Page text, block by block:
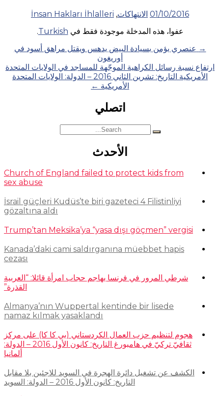
01/10/2016 الانتهاكات,
İnsan Hakları İhlalleri
عفوا، هذه المدخلة موجودة فقط في Turkish
.
Posts
navigation
→ عنصري يؤمن بسيادة البيض يدهس ويقتل مراهق أسود في
أوريغون
ارتفاع نسبة رسائل الكراهية الموجّهة للمساجد في الولايات المتحدة
الأمريكية التاريخ: تشرين الثاني 2016 – الدولة: الولايات المتحدة
الأمريكية ←
اتصلي
Search
for:
الأحدث
Church of England failed to protect kids from
sex abuse
İsrail güçleri Kudüs’te biri gazeteci 4 Filistinliyi
gözaltına aldı
Trump’tan Meksika’ya “yasa dışı göçmen” vergisi
Kanada’daki cami saldırganına müebbet hapis
cezası
شرطي المرور في فرنسا يهاجم حجاب امرأة قائلا: “العربية
القذرة”
Almanya’nın Wuppertal kentinde bir lisede
namaz kılmak yasaklandı
هجوم لتنظيم حزب العمال الكردستاني (بي كا كا) على مركز
ثقافيّ تركيّ في هامبورغ التاريخ: كانون الأول 2016 – الدولة:
ألمانيا
الكشف عن تشغيل دائرة الهجرة في السويد للاجئين بلا مقابل
التاريخ: كانون الأول 2016 – الدولة: السويد